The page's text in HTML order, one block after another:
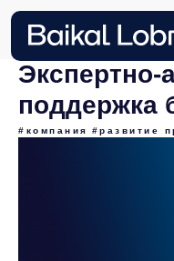
Экспертно-
поддержка
#компания #развитие